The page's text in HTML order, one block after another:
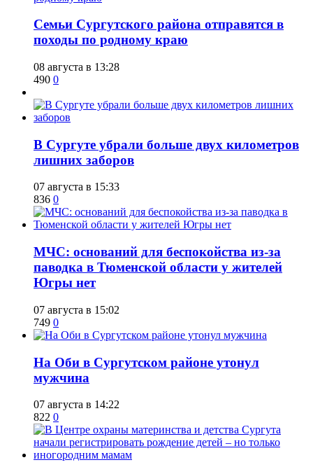
​Семьи Сургутского района отправятся в
походы по родному краю
08 августа в 13:28
490 0
​В Сургуте убрали больше двух километров
лишних заборов
07 августа в 15:33
836 0
​МЧС: оснований для беспокойства из-за
паводка в Тюменской области у жителей
Югры нет
07 августа в 15:02
749 0
​На Оби в Сургутском районе утонул
мужчина
07 августа в 14:22
822 0